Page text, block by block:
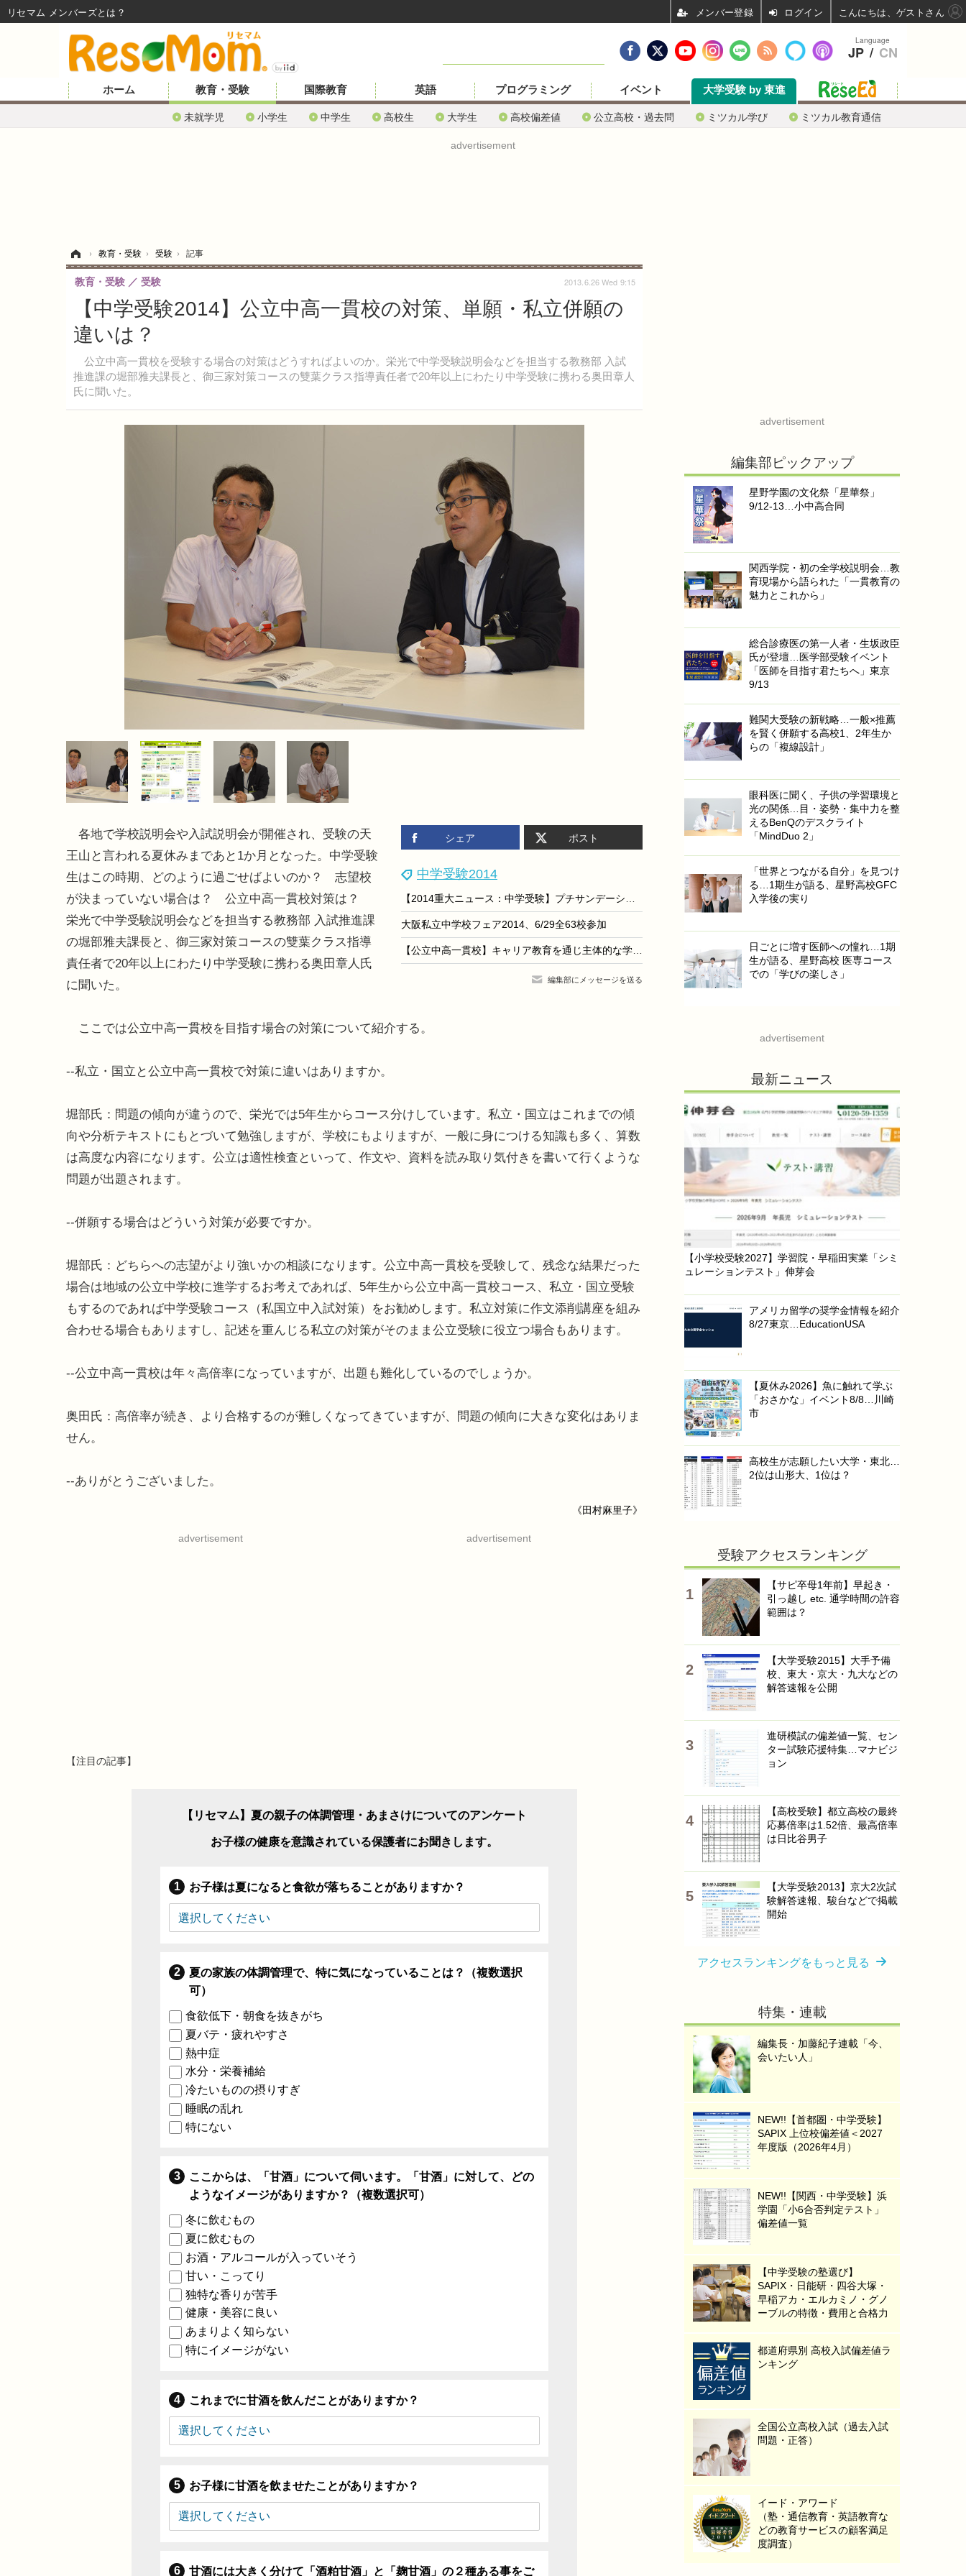
ホーム 教育・受験
未就学児 小学生 中学生 高校生 大学生 高校偏差値 公立高校・過去問 ミツカル学び ミツカル教育通信
国際教育 英語 プログラミング イベント 大学受験 by 東進
advertisement
› 教育・受験 › 受験 › 記事
【中学受験2014】公立中高一貫校の対策、単願・私立併願の
違いは？
公立中高一貫校を受験する場合の対策はどうすればよいのか。栄光で中学受験説明会などを担当する教務部 入試
推進課の堀部雅夫課長と、御三家対策コースの雙葉クラス指導責任者で20年以上にわたり中学受験に携わる奥田章人
氏に聞いた。
教育・受験 受験 2013.6.26 Wed 9:15
シェア ポスト
中学受験2014
【2014重大ニュース：中学受験】プチサンデーショック、塾別合格実績など
大阪私立中学校フェア2014、6/29全63校参加
【公立中高一貫校】キャリア教育を通じ主体的な学びへ…県立相模原
編集部にメッセージを送る
各地で学校説明会や入試説明会が開催され、受験の天
王山と言われる夏休みまであと1か月となった。中学受験
生はこの時期、どのように過ごせばよいのか？ 志望校
が決まっていない場合は？ 公立中高一貫校対策は？
栄光で中学受験説明会などを担当する教務部 入試推進課
の堀部雅夫課長と、御三家対策コースの雙葉クラス指導
責任者で20年以上にわたり中学受験に携わる奥田章人氏
に聞いた。
ここでは公立中高一貫校を目指す場合の対策について紹介する。
--私立・国立と公立中高一貫校で対策に違いはありますか。
堀部氏：問題の傾向が違うので、栄光では5年生からコース分けしています。私立・国立はこれまでの傾
向や分析テキストにもとづいて勉強しますが、学校にもよりますが、一般に身につける知識も多く、算数
は高度な内容になります。公立は適性検査といって、作文や、資料を読み取り気付きを書いて行くような
問題が出題されます。
--併願する場合はどういう対策が必要ですか。
堀部氏：どちらへの志望がより強いかの相談になります。公立中高一貫校を受験して、残念な結果だった
場合は地域の公立中学校に進学するお考えであれば、5年生から公立中高一貫校コース、私立・国立受験
もするのであれば中学受験コース（私国立中入試対策）をお勧めします。私立対策に作文添削講座を組み
合わせる場合もありますし、記述を重んじる私立の対策がそのまま公立受験に役立つ場合もあります。
--公立中高一貫校は年々高倍率になっていますが、出題も難化しているのでしょうか。
奥田氏：高倍率が続き、より合格するのが難しくなってきていますが、問題の傾向に大きな変化はありま
せん。
--ありがとうございました。
《田村麻里子》
advertisement advertisement
【注目の記事】
【リセマム】夏の親子の体調管理・あまさけについてのアンケート
お子様の健康を意識されている保護者にお聞きします。
お子様は夏になると食欲が落ちることがありますか？
夏の家族の体調管理で、特に気になっていることは？（複数選択
可）
食欲低下・朝食を抜きがち
夏バテ・疲れやすさ
熱中症
水分・栄養補給
冷たいものの摂りすぎ
睡眠の乱れ
特にない
ここからは、「甘酒」について伺います。「甘酒」に対して、どの
ようなイメージがありますか？（複数選択可）
冬に飲むもの
夏に飲むもの
お酒・アルコールが入っていそう
甘い・こってり
独特な香りが苦手
健康・美容に良い
あまりよく知らない
特にイメージがない
これまでに甘酒を飲んだことがありますか？
お子様に甘酒を飲ませたことがありますか？
甘酒には大きく分けて「酒粕甘酒」と「麹甘酒」の２種ある事をご
advertisement
編集部ピックアップ
星野学園の文化祭「星華祭」
9/12-13…小中高合同
関西学院・初の全学校説明会…教
育現場から語られた「一貫教育の
魅力とこれから」
総合診療医の第一人者・生坂政臣
氏が登壇…医学部受験イベント
「医師を目指す君たちへ」東京
9/13
難関大受験の新戦略…一般×推薦
を賢く併願する高校1、2年生か
らの「複線設計」
眼科医に聞く、子供の学習環境と
光の関係…目・姿勢・集中力を整
えるBenQのデスクライト
「MindDuo 2」
「世界とつながる自分」を見つけ
る…1期生が語る、星野高校GFC
入学後の実り
日ごとに増す医師への憧れ…1期
生が語る、星野高校 医専コース
での「学びの楽しさ」
advertisement
最新ニュース
【小学校受験2027】学習院・早稲田実業「シミ
ュレーションテスト」伸芽会
アメリカ留学の奨学金情報を紹介
8/27東京…EducationUSA
【夏休み2026】魚に触れて学ぶ
「おさかな」イベント8/8…川崎
市
高校生が志願したい大学・東北…
2位は山形大、1位は？
受験アクセスランキング
【サピ卒母1年前】早起き・
引っ越し etc. 通学時間の許容
範囲は？
【大学受験2015】大手予備
校、東大・京大・九大などの
解答速報を公開
進研模試の偏差値一覧、セン
ター試験応援特集…マナビジ
ョン
【高校受験】都立高校の最終
応募倍率は1.52倍、最高倍率
は日比谷男子
【大学受験2013】京大2次試
験解答速報、駿台などで掲載
開始
アクセスランキングをもっと見る
特集・連載
編集長・加藤紀子連載「今、
会いたい人」
NEW!!【首都圏・中学受験】
SAPIX 上位校偏差値＜2027
年度版（2026年4月）
NEW!!【関西・中学受験】浜
学園「小6合否判定テスト」
偏差値一覧
【中学受験の塾選び】
SAPIX・日能研・四谷大塚・
早稲アカ・エルカミノ・グノ
ーブルの特徴・費用と合格力
都道府県別 高校入試偏差値ラ
ンキング
全国公立高校入試（過去入試
問題・正答）
イード・アワード
（塾・通信教育・英語教育な
どの教育サービスの顧客満足
度調査）
Language
JP / CN
リセマム メンバーズ ログイン こんにちは、ゲストさん